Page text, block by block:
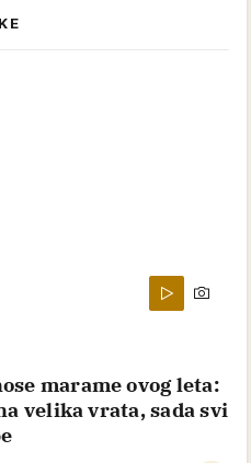
marame ovog leta:
velika vrata, sada svi